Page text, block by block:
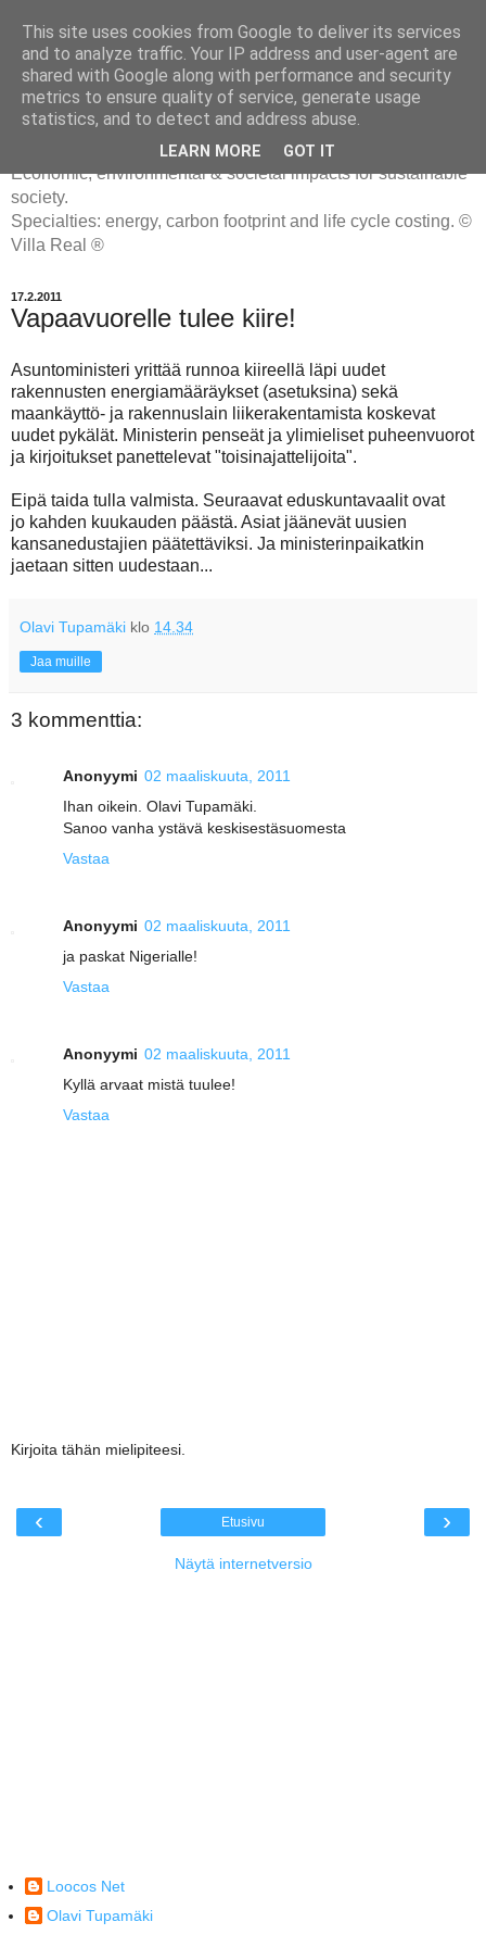
ENERGIATYHMYRIT
Economic, environmental & societal impacts for sustainable
society.
Specialties: energy, carbon footprint and life cycle costing. ©
Villa Real ®
17.2.2011
Vapaavuorelle tulee kiire!
Asuntoministeri yrittää runnoa kiireellä läpi uudet
rakennusten energiamääräykset (asetuksina) sekä
maankäyttö- ja rakennuslain liikerakentamista koskevat
uudet pykälät. Ministerin penseät ja ylimieliset puheenvuorot
ja kirjoitukset panettelevat "toisinajattelijoita".
Eipä taida tulla valmista. Seuraavat eduskuntavaalit ovat
jo kahden kuukauden päästä. Asiat jäänevät uusien
kansanedustajien päätettäviksi. Ja ministerinpaikatkin
jaetaan sitten uudestaan...
Olavi Tupamäki klo 14.34
Jaa muille
3 kommenttia:
Anonyymi 02 maaliskuuta, 2011
Ihan oikein. Olavi Tupamäki.
Sanoo vanha ystävä keskisestäsuomesta
Vastaa
Anonyymi 02 maaliskuuta, 2011
ja paskat Nigerialle!
Vastaa
Anonyymi 02 maaliskuuta, 2011
Kyllä arvaat mistä tuulee!
Vastaa
Kirjoita tähän mielipiteesi.
‹ ›
Etusivu
Näytä internetversio
Loocos Net
Olavi Tupamäki
This site uses cookies from Google to deliver its services
and to analyze traffic. Your IP address and user-agent are
shared with Google along with performance and security
metrics to ensure quality of service, generate usage
statistics, and to detect and address abuse.
LEARN MORE GOT IT